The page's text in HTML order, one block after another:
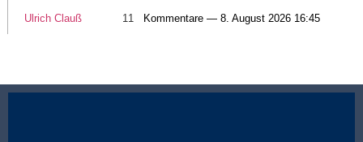
Ulrich Clauß 11 Kommentare — 8. August 2026 16:45